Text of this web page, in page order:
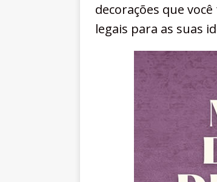
decorações que
legais para as suas